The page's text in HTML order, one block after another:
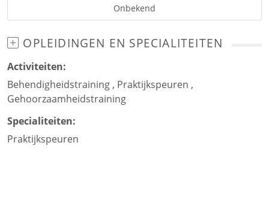
Onbekend
OPLEIDINGEN EN SPECIALITEITEN
Activiteiten:
Behendigheidstraining , Praktijkspeuren ,
Gehoorzaamheidstraining
Specialiteiten:
Praktijkspeuren